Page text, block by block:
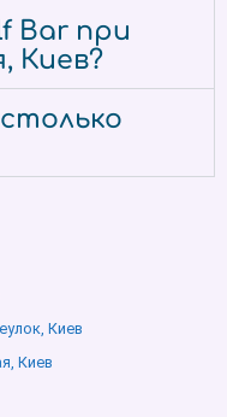
Bar при
Киев?
Киев
Киев